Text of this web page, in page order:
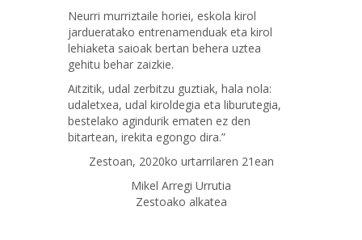
Neurri murriztaile horiei, eskola kirol
jardueratako entrenamenduak eta kirol
lehiaketa saioak bertan behera uztea
gehitu behar zaizkie.
Aitzitik, udal zerbitzu guztiak, hala nola:
udaletxea, udal kiroldegia eta liburutegia,
bestelako agindurik ematen ez den
bitartean, irekita egongo dira.”
Zestoan, 2020ko urtarrilaren 21ean
Mikel Arregi Urrutia
Zestoako alkatea